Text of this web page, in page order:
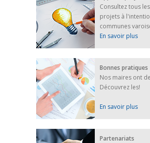
ukrainiens arrivés en France,...
FEUILLETER
Consultez tous
projets à
communes
En savoir plus
Bonnes pratiques
Nos maires ont
Découvrez les!
En savoir plus
Partenariats